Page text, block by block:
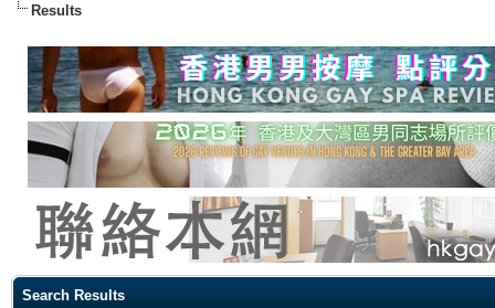
Results
Search Results